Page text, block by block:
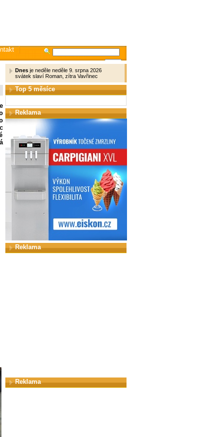
Dnesje neděle neděle 9. srpna 2026
svátek slaví Roman, zítra Vavřinec
Top 5 měsíce
Reklama
Reklama
Reklama